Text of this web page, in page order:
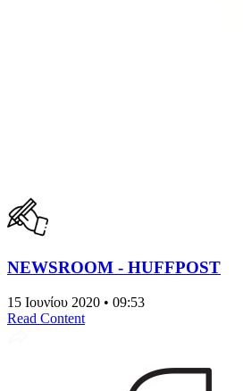
NEWSROOM - HUFFPOST
15 Ιουνίου 2020 • 09:53
Read Content